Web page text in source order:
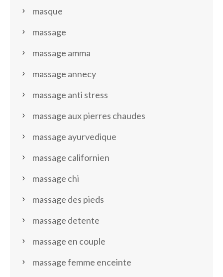
masque
massage
massage amma
massage annecy
massage anti stress
massage aux pierres chaudes
massage ayurvedique
massage californien
massage chi
massage des pieds
massage detente
massage en couple
massage femme enceinte